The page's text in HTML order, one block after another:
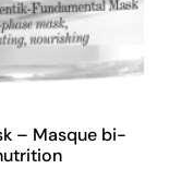
– Masque bi-